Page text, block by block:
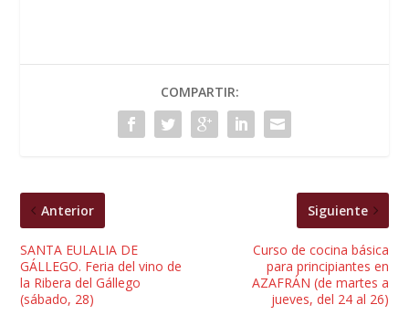
COMPARTIR:
Anterior
SANTA EULALIA DE
GÁLLEGO. Feria del vino de
la Ribera del Gállego
(sábado, 28)
Siguiente
Curso de cocina básica
para principiantes en
AZAFRÁN (de martes a
jueves, del 24 al 26)